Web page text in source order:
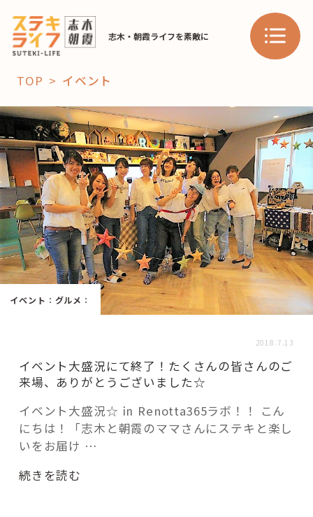
志木・朝霞ライフを素敵に
「コト」
子育て
暮らし
おすすめ
スポット 学び・教育
「場」
HAREL HAREL
活用事例
「モノ」
fleXe リノベ事例
「ひと」
TOP イベント
イベント ： グルメ ：
2018.7.13
イベント大盛況にて終了！たくさんの皆さんのご
来場、ありがとうございました☆
イベント大盛況☆ ㏌ Renotta365ラボ！！ こん
にちは！「志木と朝霞のママさんにステキと楽し
いをお届け …
“イ
続きを読む